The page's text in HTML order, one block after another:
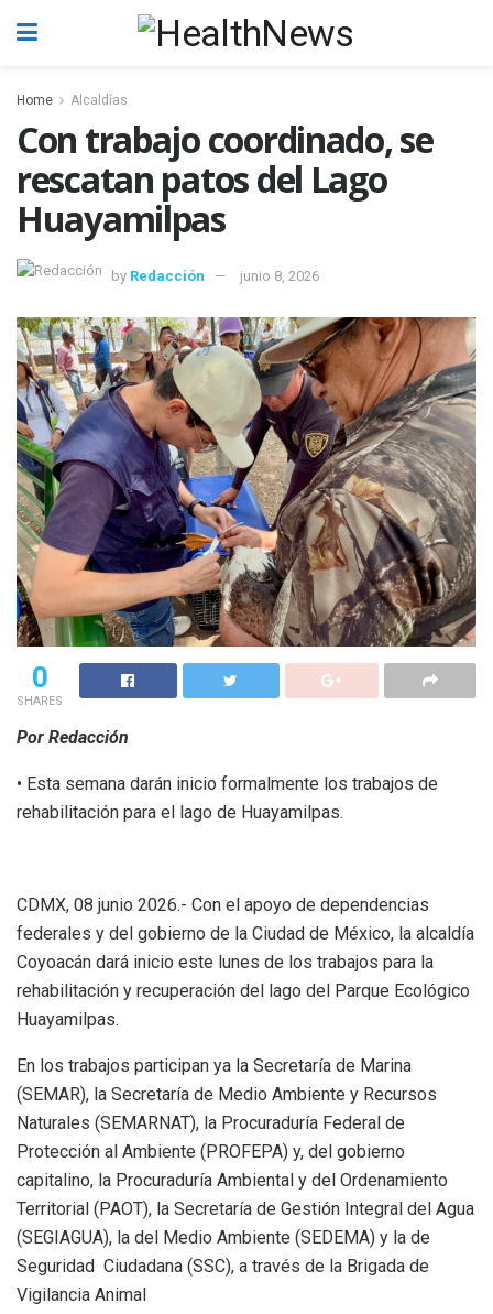
Home Alcaldías
Con trabajo coordinado, se
rescatan patos del Lago
Huayamilpas
by Redacción junio 8, 2026
0
SHARES
Por Redacción
• Esta semana darán inicio formalmente los trabajos de
rehabilitación para el lago de Huayamilpas.
CDMX, 08 junio 2026.- Con el apoyo de dependencias
federales y del gobierno de la Ciudad de México, la alcaldía
Coyoacán dará inicio este lunes de los trabajos para la
rehabilitación y recuperación del lago del Parque Ecológico
Huayamilpas.
En los trabajos participan ya la Secretaría de Marina
(SEMAR), la Secretaría de Medio Ambiente y Recursos
Naturales (SEMARNAT), la Procuraduría Federal de
Protección al Ambiente (PROFEPA) y, del gobierno
capitalino, la Procuraduría Ambiental y del Ordenamiento
Territorial (PAOT), la Secretaría de Gestión Integral del Agua
(SEGIAGUA), la del Medio Ambiente (SEDEMA) y la de
Seguridad Ciudadana (SSC), a través de la Brigada de
Vigilancia Animal